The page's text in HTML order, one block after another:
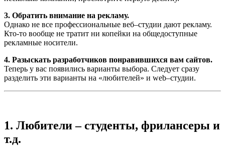
3. Обратить внимание на рекламу.
Однако не все профессиональные веб–студии дают рекламу.
Кто-то вообще не тратит ни копейки на общедоступные
рекламные носители.
4. Разыскать разработчиков понравившихся вам сайтов.
Теперь у вас появились варианты выбора. Следует сразу
разделить эти варианты на «любителей» и web–студии.
1. Любители – студенты, фрилансеры и
т.д.